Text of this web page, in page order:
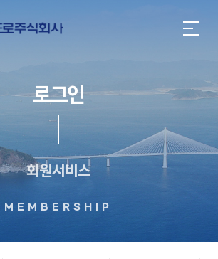
로그인
회원서비스
MEMBERSHIP